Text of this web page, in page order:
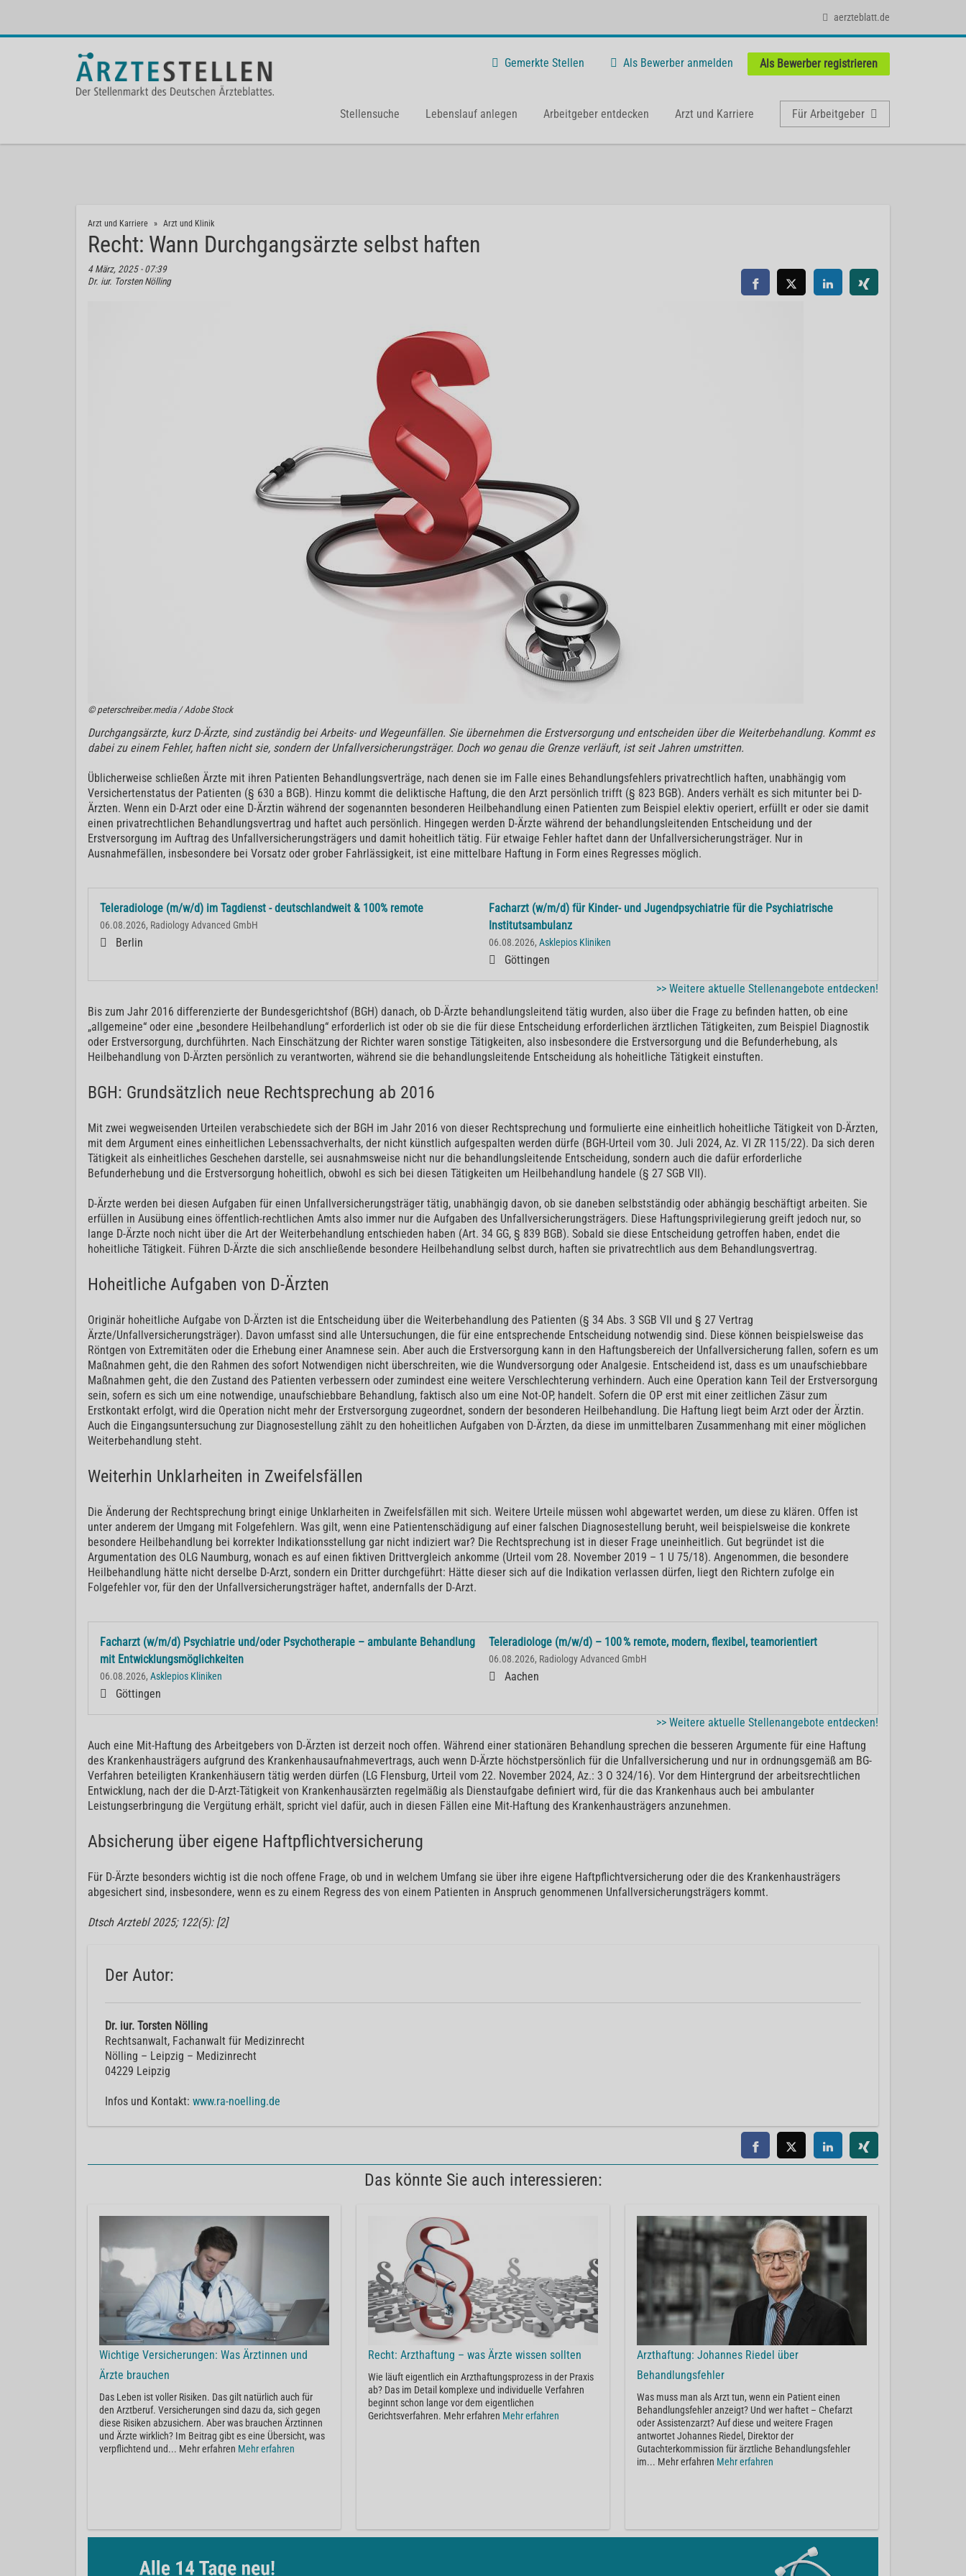
aerzteblatt.de
Gemerkte Stellen Als Bewerber anmelden Als Bewerber registrieren
Stellensuche Lebenslauf anlegen Arbeitgeber entdecken Arzt und Karriere Für Arbeitgeber
Arzt und Karriere Arzt und Klinik
Recht: Wann Durchgangsärzte selbst haften
4 März, 2025 - 07:39
Dr. iur. Torsten Nölling
© peterschreiber.media / Adobe Stock
Durchgangsärzte, kurz D-Ärzte, sind zuständig bei Arbeits- und Wegeunfällen. Sie übernehmen die Erstversorgung und entscheiden über die Weiterbehandlung. Kommt es
dabei zu einem Fehler, haften nicht sie, sondern der Unfallversicherungsträger. Doch wo genau die Grenze verläuft, ist seit Jahren umstritten.
Üblicherweise schließen Ärzte mit ihren Patienten Behandlungsverträge, nach denen sie im Falle eines Behandlungsfehlers privatrechtlich haften, unabhängig vom
Versichertenstatus der Patienten (§ 630 a BGB). Hinzu kommt die deliktische Haftung, die den Arzt persönlich trifft (§ 823 BGB). Anders verhält es sich mitunter bei D-
Ärzten. Wenn ein D-Arzt oder eine D-Ärztin während der sogenannten besonderen Heilbehandlung einen Patienten zum Beispiel elektiv operiert, erfüllt er oder sie damit
einen privatrechtlichen Behandlungsvertrag und haftet auch persönlich. Hingegen werden D-Ärzte während der behandlungsleitenden Entscheidung und der
Erstversorgung im Auftrag des Unfallversicherungsträgers und damit hoheitlich tätig. Für etwaige Fehler haftet dann der Unfallversicherungsträger. Nur in
Ausnahmefällen, insbesondere bei Vorsatz oder grober Fahrlässigkeit, ist eine mittelbare Haftung in Form eines Regresses möglich.
Teleradiologe (m/w/d) im Tagdienst - deutschlandweit & 100% remote
06.08.2026, Radiology Advanced GmbH
Berlin
Facharzt (w/m/d) für Kinder- und Jugendpsychiatrie für die Psychiatrische
Institutsambulanz
06.08.2026, Asklepios Kliniken
Göttingen
>> Weitere aktuelle Stellenangebote entdecken!
Bis zum Jahr 2016 differenzierte der Bundesgerichtshof (BGH) danach, ob D-Ärzte behandlungsleitend tätig wurden, also über die Frage zu befinden hatten, ob eine
„allgemeine“ oder eine „besondere Heilbehandlung“ erforderlich ist oder ob sie die für diese Entscheidung erforderlichen ärztlichen Tätigkeiten, zum Beispiel Diagnostik
oder Erstversorgung, durchführten. Nach Einschätzung der Richter waren sonstige Tätigkeiten, also insbesondere die Erstversorgung und die Befunderhebung, als
Heilbehandlung von D-Ärzten persönlich zu verantworten, während sie die behandlungsleitende Entscheidung als hoheitliche Tätigkeit einstuften.
BGH: Grundsätzlich neue Rechtsprechung ab 2016
Mit zwei wegweisenden Urteilen verabschiedete sich der BGH im Jahr 2016 von dieser Rechtsprechung und formulierte eine einheitlich hoheitliche Tätigkeit von D-Ärzten,
mit dem Argument eines einheitlichen Lebenssachverhalts, der nicht künstlich aufgespalten werden dürfe (BGH-Urteil vom 30. Juli 2024, Az. VI ZR 115/22). Da sich deren
Tätigkeit als einheitliches Geschehen darstelle, sei ausnahmsweise nicht nur die behandlungsleitende Entscheidung, sondern auch die dafür erforderliche
Befunderhebung und die Erstversorgung hoheitlich, obwohl es sich bei diesen Tätigkeiten um Heilbehandlung handele (§ 27 SGB VII).
D-Ärzte werden bei diesen Aufgaben für einen Unfallversicherungsträger tätig, unabhängig davon, ob sie daneben selbstständig oder abhängig beschäftigt arbeiten. Sie
erfüllen in Ausübung eines öffentlich-rechtlichen Amts also immer nur die Aufgaben des Unfallversicherungsträgers. Diese Haftungsprivilegierung greift jedoch nur, so
lange D-Ärzte noch nicht über die Art der Weiterbehandlung entschieden haben (Art. 34 GG, § 839 BGB). Sobald sie diese Entscheidung getroffen haben, endet die
hoheitliche Tätigkeit. Führen D-Ärzte die sich anschließende besondere Heilbehandlung selbst durch, haften sie privatrechtlich aus dem Behandlungsvertrag.
Hoheitliche Aufgaben von D-Ärzten
Originär hoheitliche Aufgabe von D-Ärzten ist die Entscheidung über die Weiterbehandlung des Patienten (§ 34 Abs. 3 SGB VII und § 27 Vertrag
Ärzte/Unfallversicherungsträger). Davon umfasst sind alle Untersuchungen, die für eine entsprechende Entscheidung notwendig sind. Diese können beispielsweise das
Röntgen von Extremitäten oder die Erhebung einer Anamnese sein. Aber auch die Erstversorgung kann in den Haftungsbereich der Unfallversicherung fallen, sofern es um
Maßnahmen geht, die den Rahmen des sofort Notwendigen nicht überschreiten, wie die Wundversorgung oder Analgesie. Entscheidend ist, dass es um unaufschiebbare
Maßnahmen geht, die den Zustand des Patienten verbessern oder zumindest eine weitere Verschlechterung verhindern. Auch eine Operation kann Teil der Erstversorgung
sein, sofern es sich um eine notwendige, unaufschiebbare Behandlung, faktisch also um eine Not-OP, handelt. Sofern die OP erst mit einer zeitlichen Zäsur zum
Erstkontakt erfolgt, wird die Operation nicht mehr der Erstversorgung zugeordnet, sondern der besonderen Heilbehandlung. Die Haftung liegt beim Arzt oder der Ärztin.
Auch die Eingangsuntersuchung zur Diagnosestellung zählt zu den hoheitlichen Aufgaben von D-Ärzten, da diese im unmittelbaren Zusammenhang mit einer möglichen
Weiterbehandlung steht.
Weiterhin Unklarheiten in Zweifelsfällen
Die Änderung der Rechtsprechung bringt einige Unklarheiten in Zweifelsfällen mit sich. Weitere Urteile müssen wohl abgewartet werden, um diese zu klären. Offen ist
unter anderem der Umgang mit Folgefehlern. Was gilt, wenn eine Patientenschädigung auf einer falschen Diagnosestellung beruht, weil beispielsweise die konkrete
besondere Heilbehandlung bei korrekter Indikationsstellung gar nicht indiziert war? Die Rechtsprechung ist in dieser Frage uneinheitlich. Gut begründet ist die
Argumentation des OLG Naumburg, wonach es auf einen fiktiven Drittvergleich ankomme (Urteil vom 28. November 2019 – 1 U 75/18). Angenommen, die besondere
Heilbehandlung hätte nicht derselbe D-Arzt, sondern ein Dritter durchgeführt: Hätte dieser sich auf die Indikation verlassen dürfen, liegt den Richtern zufolge ein
Folgefehler vor, für den der Unfallversicherungsträger haftet, andernfalls der D-Arzt.
Facharzt (w/m/d) Psychiatrie und/oder Psychotherapie – ambulante Behandlung
mit Entwicklungsmöglichkeiten
06.08.2026, Asklepios Kliniken
Göttingen
Teleradiologe (m/w/d) – 100 % remote, modern, flexibel, teamorientiert
06.08.2026, Radiology Advanced GmbH
Aachen
>> Weitere aktuelle Stellenangebote entdecken!
Auch eine Mit-Haftung des Arbeitgebers von D-Ärzten ist derzeit noch offen. Während einer stationären Behandlung sprechen die besseren Argumente für eine Haftung
des Krankenhausträgers aufgrund des Krankenhausaufnahmevertrags, auch wenn D-Ärzte höchstpersönlich für die Unfallversicherung und nur in ordnungsgemäß am BG-
Verfahren beteiligten Krankenhäusern tätig werden dürfen (LG Flensburg, Urteil vom 22. November 2024, Az.: 3 O 324/16). Vor dem Hintergrund der arbeitsrechtlichen
Entwicklung, nach der die D-Arzt-Tätigkeit von Krankenhausärzten regelmäßig als Dienstaufgabe definiert wird, für die das Krankenhaus auch bei ambulanter
Leistungserbringung die Vergütung erhält, spricht viel dafür, auch in diesen Fällen eine Mit-Haftung des Krankenhausträgers anzunehmen.
Absicherung über eigene Haftpflichtversicherung
Für D-Ärzte besonders wichtig ist die noch offene Frage, ob und in welchem Umfang sie über ihre eigene Haftpflichtversicherung oder die des Krankenhausträgers
abgesichert sind, insbesondere, wenn es zu einem Regress des von einem Patienten in Anspruch genommenen Unfallversicherungsträgers kommt.
Dtsch Arztebl 2025; 122(5): [2]
Der Autor:
Dr. iur. Torsten Nölling
Rechtsanwalt, Fachanwalt für Medizinrecht
Nölling – Leipzig – Medizinrecht
04229 Leipzig
Infos und Kontakt: www.ra-noelling.de
Das könnte Sie auch interessieren:
Wichtige Versicherungen: Was Ärztinnen und
Ärzte brauchen
Das Leben ist voller Risiken. Das gilt natürlich auch für
den Arztberuf. Versicherungen sind dazu da, sich gegen
diese Risiken abzusichern. Aber was brauchen Ärztinnen
und Ärzte wirklich? Im Beitrag gibt es eine Übersicht, was
verpflichtend und... Mehr erfahren Mehr erfahren
Recht: Arzthaftung – was Ärzte wissen sollten
Wie läuft eigentlich ein Arzthaftungsprozess in der Praxis
ab? Das im Detail komplexe und individuelle Verfahren
beginnt schon lange vor dem eigentlichen
Gerichtsverfahren. Mehr erfahren Mehr erfahren
Arzthaftung: Johannes Riedel über
Behandlungsfehler
Was muss man als Arzt tun, wenn ein Patient einen
Behandlungsfehler anzeigt? Und wer haftet – Chefarzt
oder Assistenzarzt? Auf diese und weitere Fragen
antwortet Johannes Riedel, Direktor der
Gutachterkommission für ärztliche Behandlungsfehler
im... Mehr erfahren Mehr erfahren